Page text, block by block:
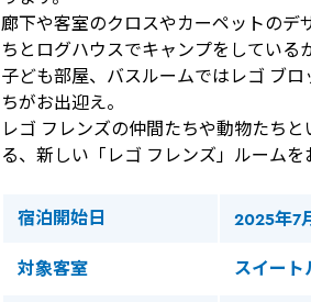
廊下や客室のクロスやカーペットのデ
ちとログハウスでキャンプをしてい
子ども部屋、バスルームではレゴ ブ
ちがお出迎え。
レゴ フレンズの仲間たちや動物たち
る、新しい「レゴ フレンズ」ルームを
宿泊開始日 2025年7
対象客室 スイート